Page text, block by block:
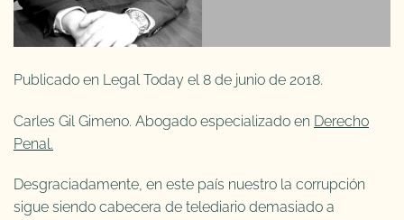
Publicado en Legal Today el 8 de junio de 2018.
Carles Gil Gimeno. Abogado especializado en Derecho
Penal.
Desgraciadamente, en este país nuestro la corrupción
sigue siendo cabecera de telediario demasiado a